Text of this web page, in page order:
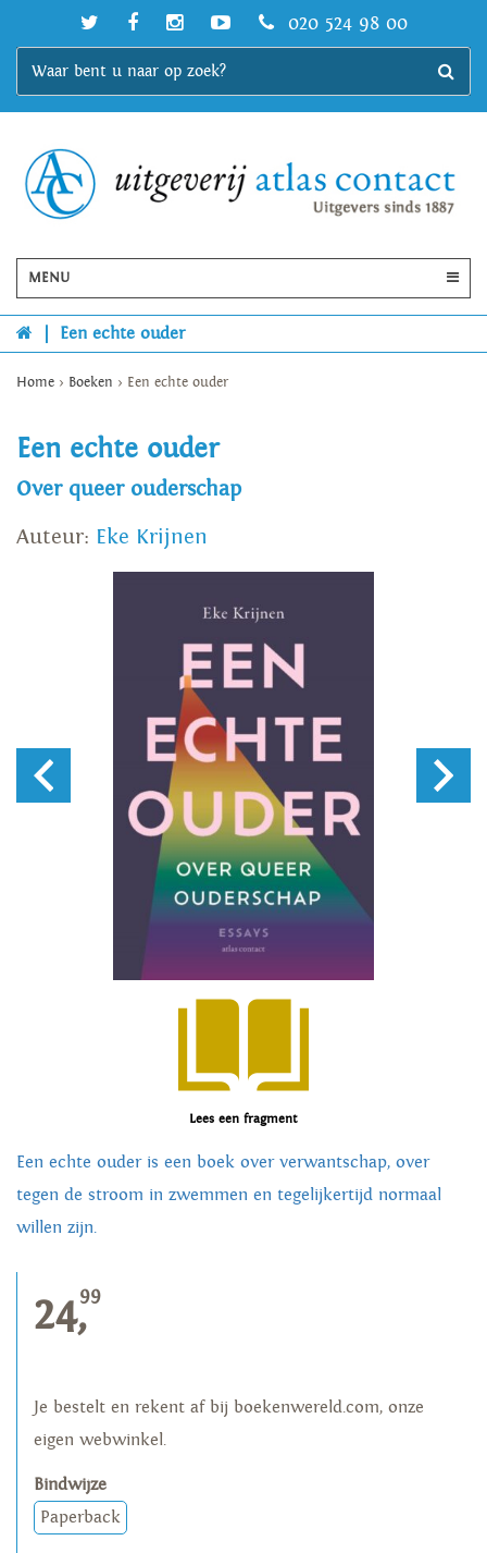
020 524 98 00
MENU
Een echte ouder
Home > Boeken > Een echte ouder
Een echte ouder
Over queer ouderschap
Auteur: Eke Krijnen
Lees een fragment
Een echte ouder is een boek over verwantschap, over
tegen de stroom in zwemmen en tegelijkertijd normaal
willen zijn.
24,99
Je bestelt en rekent af bij boekenwereld.com, onze
eigen webwinkel.
Bindwijze
Paperback